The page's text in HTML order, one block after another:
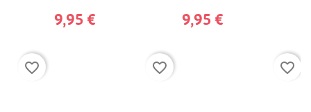
9,95 €
favorite_border
9,95 €
favorite_border favorite_border